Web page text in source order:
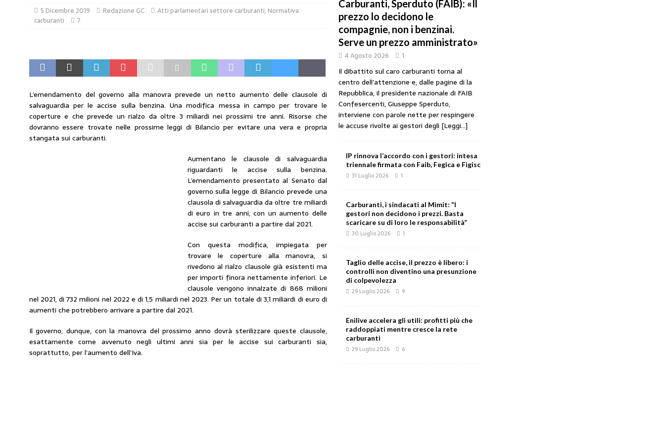
[ 30 Luglio 2026 ] Carburanti, i sindacati al Mimit: “I gestori non decidono i prezzi. Basta scaricare su di loro le
Taglio delle accise, il prezzo è libero: i controlli non diventino una presunzione di colpevolezza
MERCATO PREZZI CARBURANTI
Enilive accelera gli utili: profitti più che raddoppiati mentre cresce la rete carburanti
COMPAGNIE
PETROLIFERE
[ 27 Luglio 2026 ] Taglio accise, il Cdm approva il decreto: sconto di 17 centesimi solo sul diesel fino al 6 agosto
MERCATO PREZZI CARBURANTI
5 Dicembre 2019 Redazione GC Atti parlamentari settore carburanti, Normativa
carburanti
7
L’emendamento del governo alla manovra prevede un netto aumento delle clausole di
salvaguardia per le accise sulla benzina. Una modifica messa in campo per trovare le
coperture e che prevede un rialzo da oltre 3 miliardi nei prossimi tre anni. Risorse che
dovranno essere trovate nelle prossime leggi di Bilancio per evitare una vera e propria
stangata sui carburanti.
Aumentano le clausole di salvaguardia
riguardanti le accise sulla benzina.
L’emendamento presentato al Senato dal
governo sulla legge di Bilancio prevede una
clausola di salvaguardia da oltre tre miliardi
di euro in tre anni, con un aumento delle
accise sui carburanti a partire dal 2021.
Con questa modifica, impiegata per
trovare le coperture alla manovra, si
rivedono al rialzo clausole già esistenti ma
per importi finora nettamente inferiori. Le
clausole vengono innalzate di 868 milioni
nel 2021, di 732 milioni nel 2022 e di 1,5 miliardi nel 2023. Per un totale di 3,1 miliardi di euro di
aumenti che potrebbero arrivare a partire dal 2021.
Il governo, dunque, con la manovra del prossimo anno dovrà sterilizzare queste clausole,
esattamente come avvenuto negli ultimi anni sia per le accise sui carburanti sia,
soprattutto, per l’aumento dell’Iva.
Carburanti, Sperduto (FAIB): «Il
prezzo lo decidono le
compagnie, non i benzinai.
Serve un prezzo amministrato»
4 Agosto 2026 1
Il dibattito sul caro carburanti torna al
centro dell’attenzione e, dalle pagine di la
Repubblica, il presidente nazionale di FAIB
Confesercenti, Giuseppe Sperduto,
interviene con parole nette per respingere
le accuse rivolte ai gestori degli [Leggi...]
IP rinnova l’accordo con i gestori: intesa
triennale firmata con Faib, Fegica e Figisc
31 Luglio 2026 1
Carburanti, i sindacati al Mimit: “I
gestori non decidono i prezzi. Basta
scaricare su di loro le responsabilità”
30 Luglio 2026 1
Taglio delle accise, il prezzo è libero: i
controlli non diventino una presunzione
di colpevolezza
29 Luglio 2026 9
Enilive accelera gli utili: profitti più che
raddoppiati mentre cresce la rete
carburanti
29 Luglio 2026 6